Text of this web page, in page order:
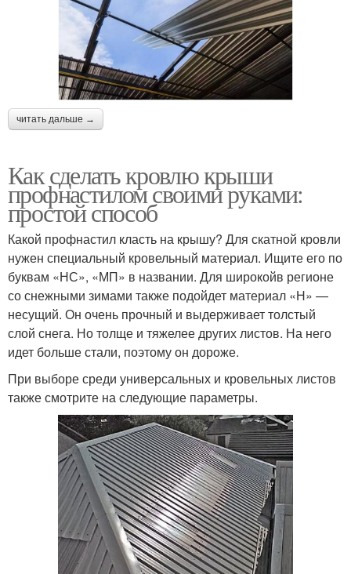
читать дальше →
Как сделать кровлю крыши
профнастилом своими руками:
простой способ
Какой профнастил класть на крышу? Для скатной кровли
нужен специальный кровельный материал. Ищите его по
буквам «НС», «МП» в названии. Для широкойв регионе
со снежными зимами также подойдет материал «Н» —
несущий. Он очень прочный и выдерживает толстый
слой снега. Но толще и тяжелее других листов. На него
идет больше стали, поэтому он дороже.
При выборе среди универсальных и кровельных листов
также смотрите на следующие параметры.